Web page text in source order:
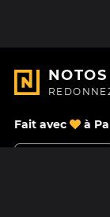
NOTOS
Fait avec à